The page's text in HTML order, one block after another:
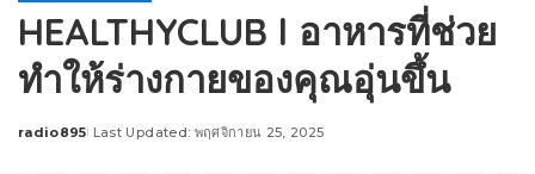
HEALTHYCLUB l อาหารที่ช่วย
ทำให้ร่างกายของคุณอุ่นขึ้น
Posted
radio895 Last Updated: พฤศจิกายน 25, 2025